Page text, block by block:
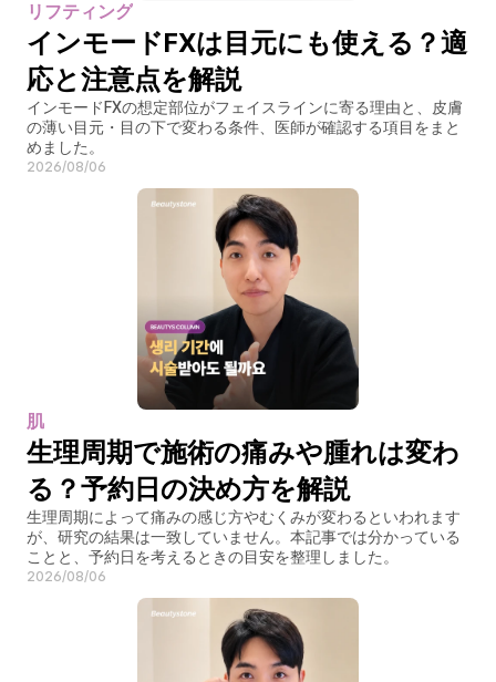
リフティング
インモードFXは目元にも使える？適
応と注意点を解説
インモードFXの想定部位がフェイスラインに寄る理由と、皮膚
の薄い目元・目の下で変わる条件、医師が確認する項目をまと
めました。
2026/08/06
肌
生理周期で施術の痛みや腫れは変わ
る？予約日の決め方を解説
生理周期によって痛みの感じ方やむくみが変わるといわれます
が、研究の結果は一致していません。本記事では分かっている
ことと、予約日を考えるときの目安を整理しました。
2026/08/06